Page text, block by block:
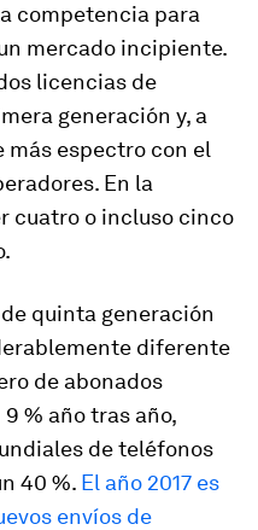
competencia para
mercado incipiente.
licencias de
generación y, a
más espectro con el
En la
cuatro o incluso cinco
quinta generación
diferente
de abonados
% año tras año,
de teléfonos
40 %. El año 2017 es
envíos de